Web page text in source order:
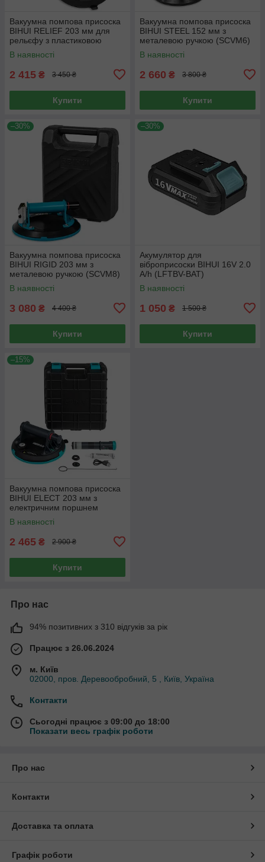
Вакуумна помпова присоска
BIHUI RELIEF 203 мм для
рельєфу з пластиковою
ручкою (SCVU8)
В наявності
2 415 ₴ 3 450 ₴
Купити
Вакуумна помпова присоска
BIHUI STEEL 152 мм з
металевою ручкою (SCVM6)
В наявності
2 660 ₴ 3 800 ₴
Купити
–30%
Вакуумна помпова присоска
BIHUI RIGID 203 мм з
металевою ручкою (SCVM8)
В наявності
3 080 ₴ 4 400 ₴
Купити
–30%
Акумулятор для
віброприсоски BIHUI 16V 2.0
A/h (LFTBV-BAT)
В наявності
1 050 ₴ 1 500 ₴
Купити
–15%
Вакуумна помпова присоска
BIHUI ELECT 203 мм з
електричним поршнем
(SCBS8)
В наявності
2 465 ₴ 2 900 ₴
Купити
Про нас
94% позитивних з 310 відгуків за рік
Працює з 26.06.2024
м. Київ
02000, пров. Деревообробний, 5 , Київ, Україна
Контакти
Сьогодні працює з 09:00 до 18:00
Показати весь графік роботи
Про нас
Контакти
Доставка та оплата
Графік роботи